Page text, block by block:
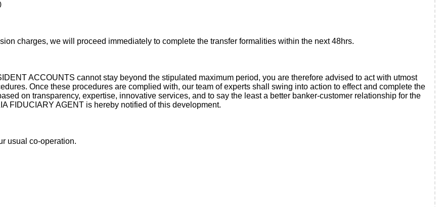
charges, we will proceed immediately to complete the transfer formalities within the next 48hrs.
ACCOUNTS cannot stay beyond the stipulated maximum period, you are therefore advised to act with utmost
Once these procedures are complied with, our team of experts shall swing into action to effect and complete the
on transparency, expertise, innovative services, and to say the least a better banker-customer relationship for the
FIDUCIARY AGENT is hereby notified of this development.
usual co-operation.